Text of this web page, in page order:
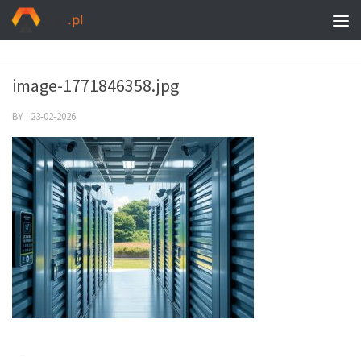
image-1771846358.jpg
BY · 23-02-2026